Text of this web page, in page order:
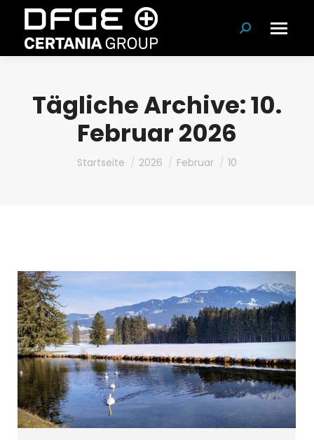
Suchen:
Tägliche Archive:10.
Februar 2026
Du bist hier:
Startseite 2026 Februar 10